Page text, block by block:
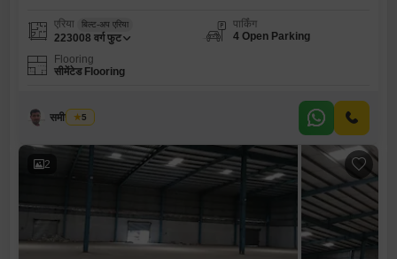
एरिया बिल्ट-अप एरिया
223008 वर्ग फुट
पार्किंग
4 Open Parking
Flooring
सीमेंटेड Flooring
समीर चव्हाण
5
2